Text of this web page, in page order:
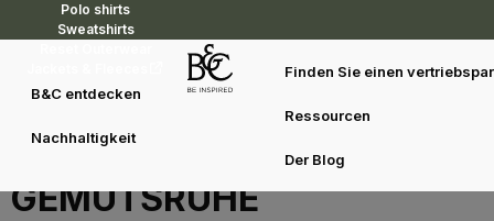
Polo shirts
Sweatshirts
B&C entdecken
Nachhaltigkeit
Finden Sie einen
Ressourcen
Der Blog
UNSERE OEKO-TEX®-
ZERTIFIZIERUNG, IHRE
GEMÜTSRUHE